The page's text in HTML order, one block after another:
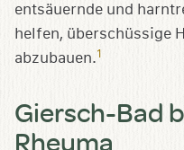
entsäuernde und
helfen, überschüssige
abzubauen.1
Giersch-Bad
Rheuma